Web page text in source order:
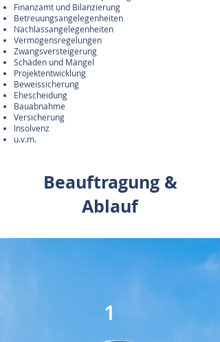
Finanzamt und Bilanzierung
Betreuungsangelegenheiten
Nachlassangelegenheiten
Vermögensregelungen
Zwangsversteigerung
Schäden und Mängel
Projektentwicklung
Beweissicherung
Ehescheidung
Bauabnahme
Versicherung
Insolvenz
u.v.m.
Beauftragung &
Ablauf
1